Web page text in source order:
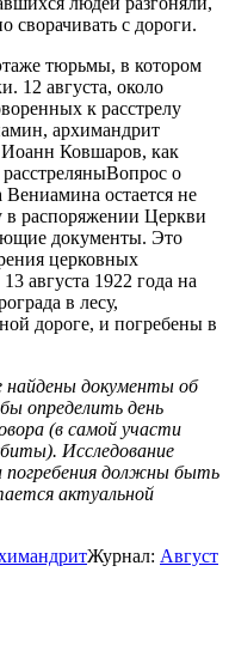
сворачивать с дороги.
тюрьмы, в котором
12 августа, около
к расстрелу
архимандрит
Ковшаров, как
Вопрос о
остается не
в распоряжении Церкви
документы. Это
церковных
13 августа 1922 года на
в лесу,
дороге, и погребены в
найдены документы об
определить день
(в самой участи
Исследование
погребения должны быть
актуальной
Журнал: Август